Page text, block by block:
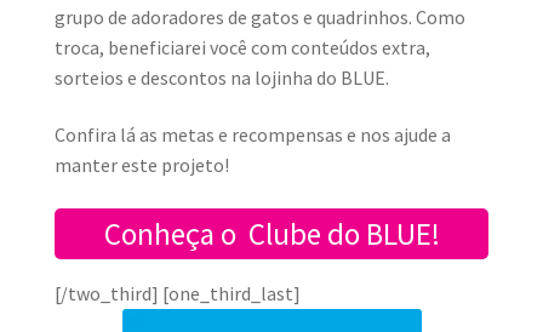
grupo de adoradores de gatos e quadrinhos. Como
troca, beneficiarei você com conteúdos extra,
sorteios e descontos na lojinha do BLUE.
Confira lá as metas e recompensas e nos ajude a
manter este projeto!
Conheça o Clube do BLUE!
[/two_third] [one_third_last]